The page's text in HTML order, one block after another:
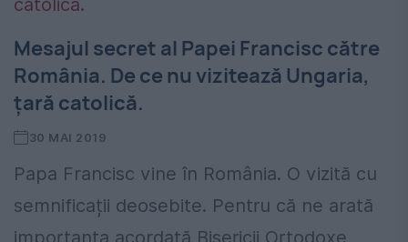
Mesajul secret al Papei Francisc către
România. De ce nu vizitează Ungaria,
țară catolică.
30 MAI 2019
Papa Francisc vine în România. O vizită cu
semnificații deosebite. Pentru că ne arată